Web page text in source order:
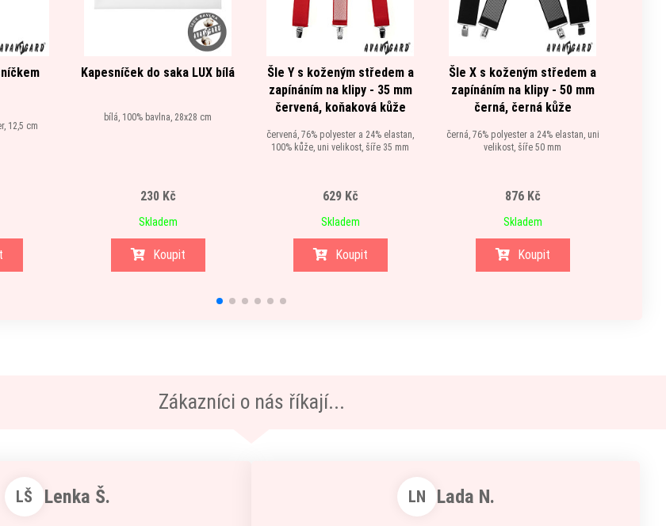
12,5 cm
Kapesníček do saka LUX bílá
bílá, 100% bavlna, 28x28 cm
230 Kč
Skladem
Koupit
Šle Y s koženým středem a
zapínáním na klipy - 35 mm
červená, koňaková kůže
červená, 76% polyester a 24% elastan,
100% kůže, uni velikost, šíře 35 mm
629 Kč
Skladem
Koupit
Šle X s koženým středem a
zapínáním na klipy - 50 mm
černá, černá kůže
černá, 76% polyester a 24% elastan, uni
velikost, šíře 50 mm
876 Kč
Skladem
Koupit
Zákazníci o nás říkají...
LŠ Lenka Š. LN Lada N.